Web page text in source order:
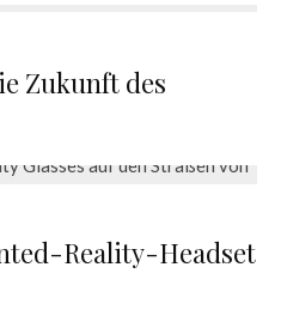
Zukunft des
Reality-Headset